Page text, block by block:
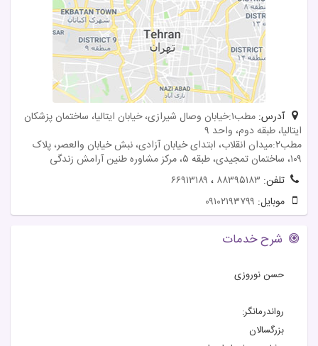
آدرس:
مطب۱:خیابان وصال شیرازی، خیابان ایتالیا، ساختمان پزشکان
ایتالیا، طبقه دوم، واحد ۹
مطب۲:میدان انقلاب، ابتدای خیابان آزادی، نبش خیابان والعصر، پلاک
۱۰۹، ساختمان تمجیدی، طبقه ۵، مرکز مشاوره طنین آرامش زندگی
تلفن: ۸۸۳۹۵۱۸۳ ، ۶۶۹۱۳۱۸۹
موبایل: ۰۹۱۰۲۱۹۳۷۹۹
شرح خدمات
حسن نوروزی
رواندرمانگر:
بزرگسالان